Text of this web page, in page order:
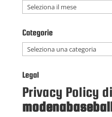
Archivi
Categorie
Categorie
Legal
Privacy Policy di